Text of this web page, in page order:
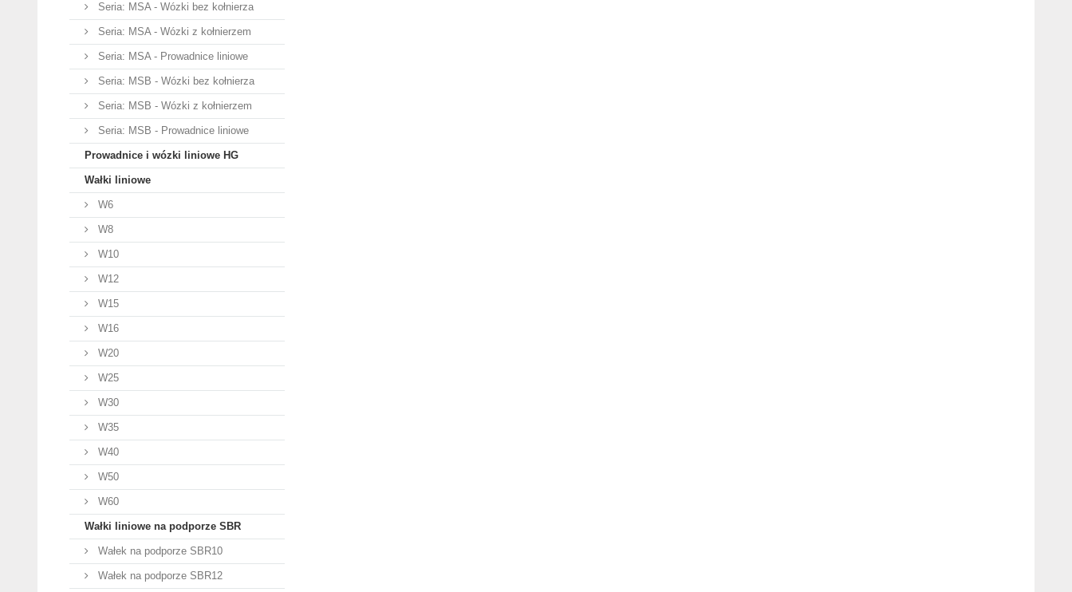
Seria: MSA - Wózki bez kołnierza
Seria: MSA - Wózki z kołnierzem
Seria: MSA - Prowadnice liniowe
Seria: MSB - Wózki bez kołnierza
Seria: MSB - Wózki z kołnierzem
Seria: MSB - Prowadnice liniowe
Prowadnice i wózki liniowe HG
Wałki liniowe
W6
W8
W10
W12
W15
W16
W20
W25
W30
W35
W40
W50
W60
Wałki liniowe na podporze SBR
Wałek na podporze SBR10
Wałek na podporze SBR12